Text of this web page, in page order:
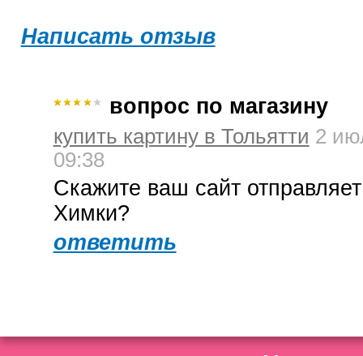
Написать отзыв
вопрос по магазину
купить картину в Тольятти 2
09:38
Скажите ваш сайт
Химки?
ответить